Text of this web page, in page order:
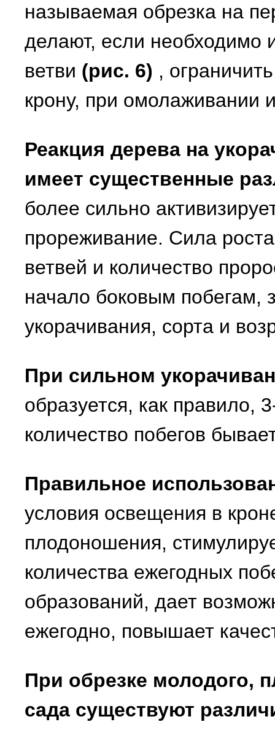
называемая обрезка на
делают, если необходимо
ветви (рис. 6) ,
крону, при омолаживании
Реакция дерева на
имеет существенные
более сильно
прореживание. Сила
ветвей и количество
начало боковым побегам,
укорачивания, сорта и
При сильном
образуется, как правило,
количество побегов
Правильное
условия освещения в
плодоношения,
количества ежегодных
образований, дает
ежегодно, повышает
При обрезке молодого,
сада существуют